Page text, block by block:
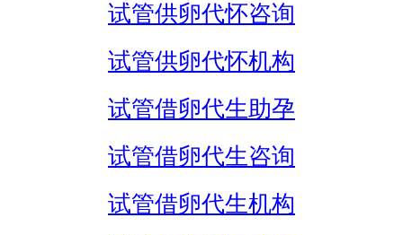
试管供卵代怀咨询
试管供卵代怀机构
试管借卵代生助孕
试管借卵代生咨询
试管借卵代生机构